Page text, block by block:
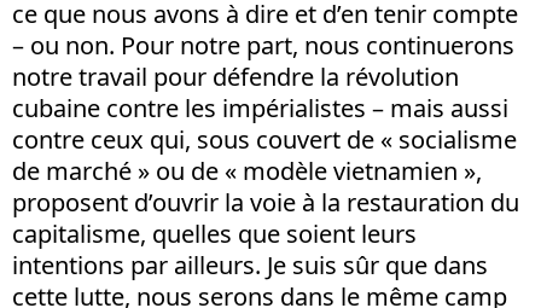
ce que nous avons à dire et d’en tenir compte
– ou non. Pour notre part, nous continuerons
notre travail pour défendre la révolution
cubaine contre les impérialistes – mais aussi
contre ceux qui, sous couvert de « socialisme
de marché » ou de « modèle vietnamien »,
proposent d’ouvrir la voie à la restauration du
capitalisme, quelles que soient leurs
intentions par ailleurs. Je suis sûr que dans
cette lutte, nous serons dans le même camp